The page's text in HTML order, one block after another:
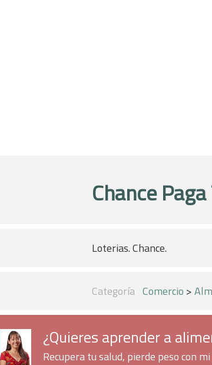
Chance
Loterias. Chance.
Categoría Comercio >
¿Quieres aprender a
Recupera tu salud, pierde peso con